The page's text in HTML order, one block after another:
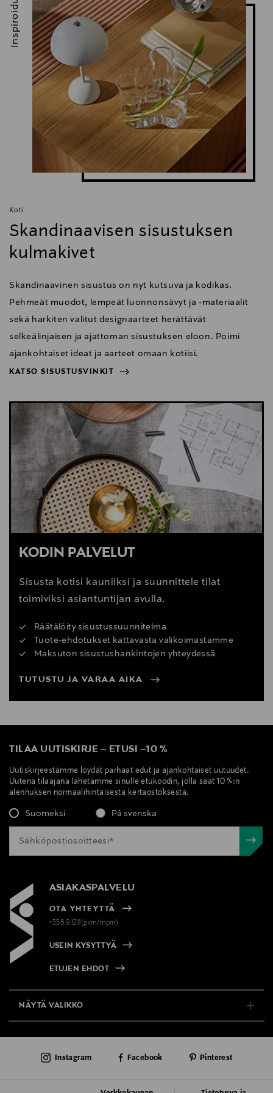
Avainsanat
Fiskars, paistinkasari, paitokasari, kasari, keittiö,
ruoanlaitto, paistinpannu,
Koti
Skandinaavisen sisustuksen
kulmakivet
Skandinaavinen sisustus on nyt kutsuva ja kodikas.
Pehmeät muodot, lempeät luonnonsävyt ja -materiaalit
sekä harkiten valitut designaarteet herättävät
selkeälinjaisen ja ajattoman sisustuksen eloon. Poimi
ajankohtaiset ideat ja aarteet omaan kotiisi.
KATSO SISUSTUSVINKIT
Inspiroidu
KATSO SISUSTUSVINKIT
KODIN PALVELUT
Sisusta kotisi kauniiksi ja suunnittele tilat
toimiviksi asiantuntijan avulla.
Räätälöity sisustussuunnitelma
Tuote-ehdotukset kattavasta valikoimastamme
Maksuton sisustushankintojen yhteydessä
TUTUSTU JA VARAA AIKA
TILAA UUTISKIRJE – ETUSI –10 %
Uutiskirjeestämme löydät parhaat edut ja ajankohtaiset uutuudet.
Uutena tilaajana lähetämme sinulle etukoodin, jolla saat 10 %:n
alennuksen normaalihintaisesta kertaostoksesta.
Suomeksi På svenska
ASIAKASPALVELU
OTA YHTEYTTÄ
+358 9 1211(pvm/mpm)
USEIN KYSYTTYÄ
ETUJEN EHDOT
NÄYTÄ VALIKKO
AJANKOHTAISTA
Instagram Facebook Pinterest